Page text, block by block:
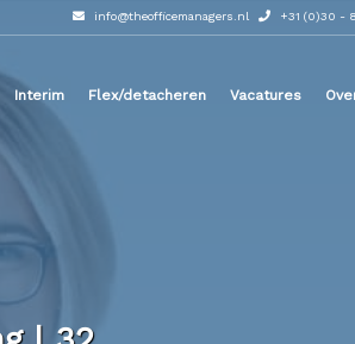
info@theofficemanagers.nl +31 (0)30 -
Interim Flex/detacheren Vacatures